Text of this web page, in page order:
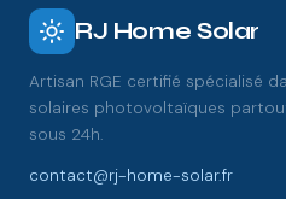
RJ Home Solar
Artisan RGE certifié spécialisé
solaires photovoltaïques
sous 24h.
contact@rj-home-solar.fr